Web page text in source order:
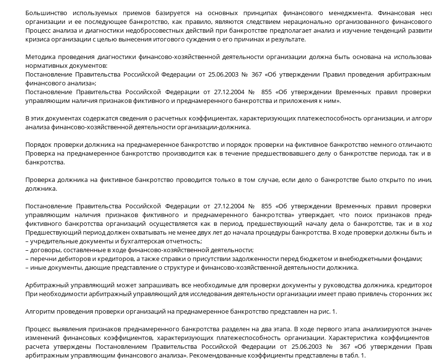
Большинство используемых приемов базируется на основных принципах финансового менеджмента. Финансовая
организации и ее последующее банкротство, как правило, являются следствием нерационально организованного
Процесс анализа и диагностики недобросовестных действий при банкротстве предполагает анализ и изучение тенденций
кризиса организации с целью вынесения итогового суждения о его причинах и результате.
Методика проведения диагностики финансово-хозяйственной деятельности организации должна быть основана на
нормативных документов:
Постановление Правительства Российской Федерации от 25.06.2003 № 367 «Об утверждении Правил проведения
финансового анализа»;
Постановление Правительства Российской Федерации от 27.12.2004 № 855 «Об утверждении Временных правил
управляющим наличия признаков фиктивного и преднамеренного банкротства и приложения к ним».
В этих документах содержатся сведения о расчетных коэффициентах, характеризующих платежеспособность организации, и
анализа финансово-хозяйственной деятельности организации-должника.
Порядок проверки должника на преднамеренное банкротство и порядок проверки на фиктивное банкротство немного
Проверка на преднамеренное банкротство производится как в течение предшествовавшего делу о банкротстве периода, так и
банкротства.
Проверка должника на фиктивное банкротство проводится только в том случае, если дело о банкротстве было открыто по
должника.
Постановление Правительства Российской Федерации от 27.12.2004 № 855 «Об утверждении Временных правил
управляющим наличия признаков фиктивного и преднамеренного банкротства» утверждает, что поиск признаков
фиктивного банкротства организаций осуществляется как в период, предшествующий началу дела о банкротстве, так и в
Предшествующий период должен охватывать не менее двух лет до начала процедуры банкротства. В ходе проверки должны быть
– учредительные документы и бухгалтерская отчетность;
– договоры, составленные в ходе финансово-хозяйственной деятельности;
– перечни дебиторов и кредиторов, а также справки о присутствии задолженности перед бюджетом и внебюджетными фондами;
– иные документы, дающие представление о структуре и финансово-хозяйственной деятельности должника.
Арбитражный управляющий может запрашивать все необходимые для проверки документы у руководства должника,
При необходимости арбитражный управляющий для исследования деятельности организации имеет право привлечь сторонних
Алгоритм проведения проверки организаций на преднамеренное банкротство представлен на рис. 1.
Процесс выявления признаков преднамеренного банкротства разделен на два этапа. В ходе первого этапа анализируются
изменений финансовых коэффициентов, характеризующих платежеспособность организации. Характеристика
расчета утверждены Постановлением Правительства Российской Федерации от 25.06.2003 № 367 «Об утверждении
арбитражным управляющим финансового анализа». Рекомендованные коэффициенты представлены в табл. 1.